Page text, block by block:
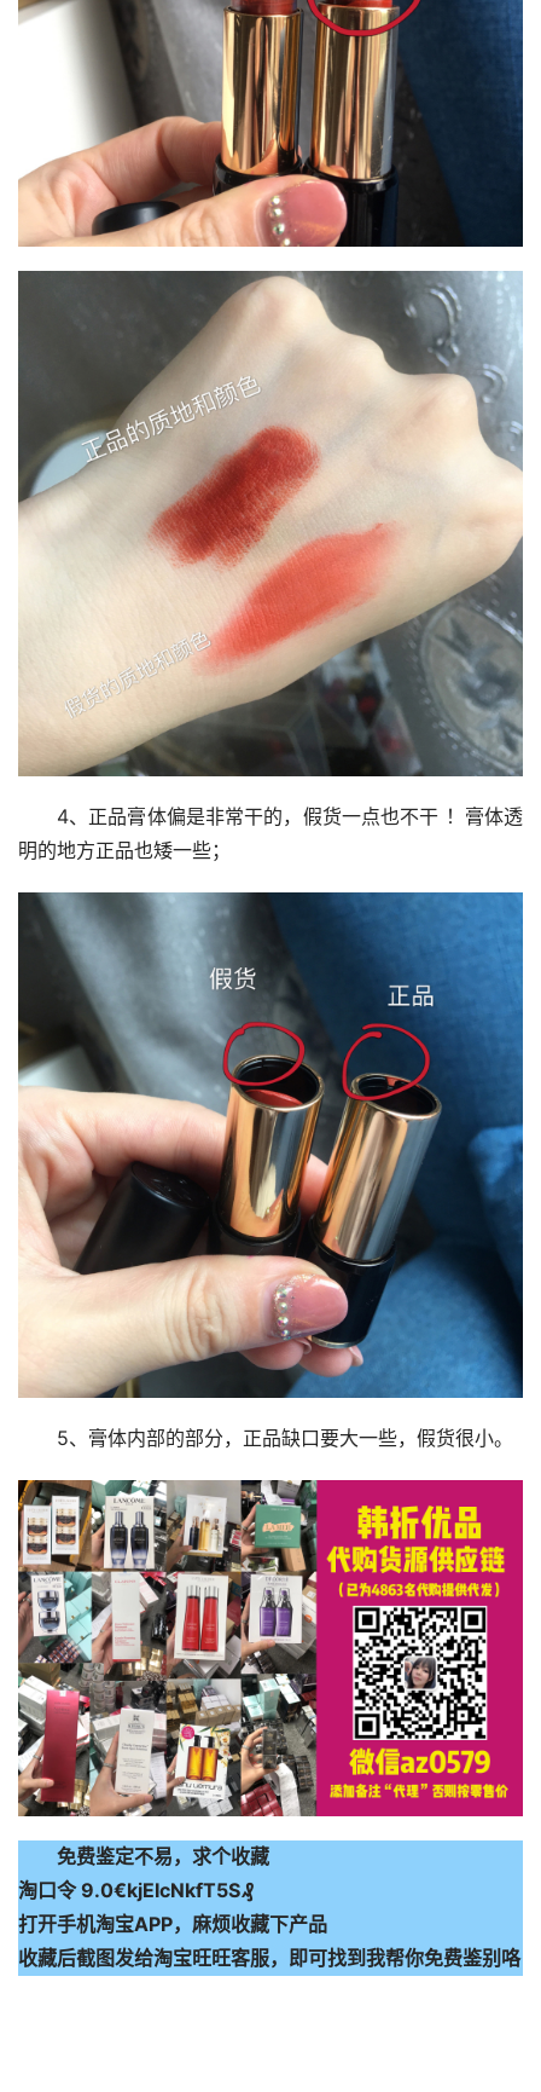
4、正品膏体偏是非常干的，假货一点也不干 ！膏体透
明的地方正品也矮一些；
5、膏体内部的部分，正品缺口要大一些，假货很小。
免费鉴定不易，求个收藏
淘口令 9.0€kjEIcNkfT5S₰
打开手机淘宝APP，麻烦收藏下产品
收藏后截图发给淘宝旺旺客服，即可找到我帮你免费鉴别咯